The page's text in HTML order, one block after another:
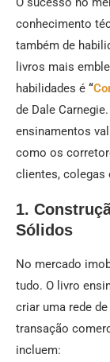
conhecimento
também de
livros mais
habilidades é “
de Dale
ensinamentos
como os
clientes, colegas
1.
Sólidos
No mercado
tudo. O livro
criar uma rede
transação
incluem: